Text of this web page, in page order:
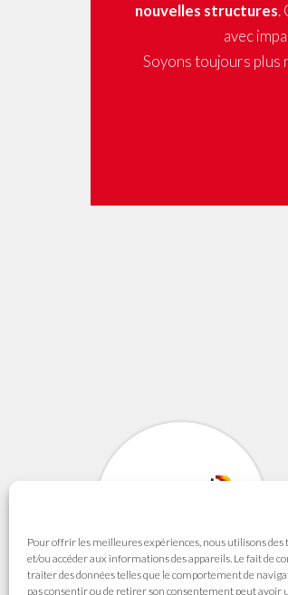
Pour offrir les meilleures expériences, nous utilisons des
et/ou accéder aux informations des appareils. Le fait de
traiter des données telles que le comportement de
pas consentir ou de retirer son consentement peut
nouvelles structures.
avec
Soyons toujours plus